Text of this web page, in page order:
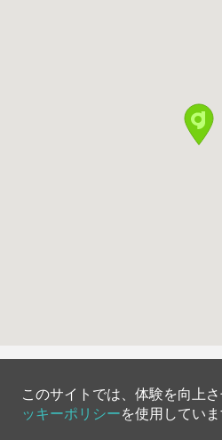
このサイトでは、体験を向上
ッキーポリシーを使用していま